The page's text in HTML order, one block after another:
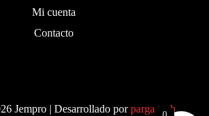
Mi cuenta
Contacto
Jempro | Desarrollado porparga.tech